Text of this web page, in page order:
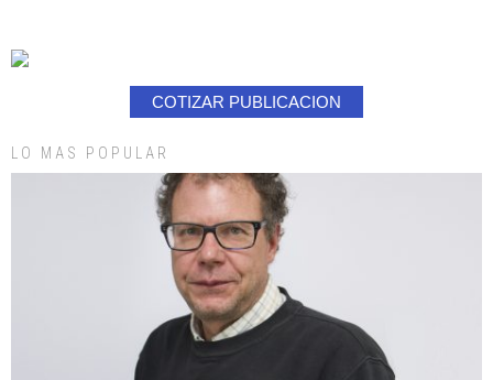
COTIZAR PUBLICACION
LO MAS POPULAR